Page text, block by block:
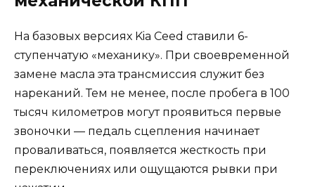
На базовых версиях Kia Ceed ставили 6-
ступенчатую «механику». При своевременной
замене масла эта трансмиссия служит без
нареканий. Тем не менее, после пробега в 100
тысяч километров могут проявиться первые
звоночки — педаль сцепления начинает
проваливаться, появляется жесткость при
переключениях или ощущаются рывки при